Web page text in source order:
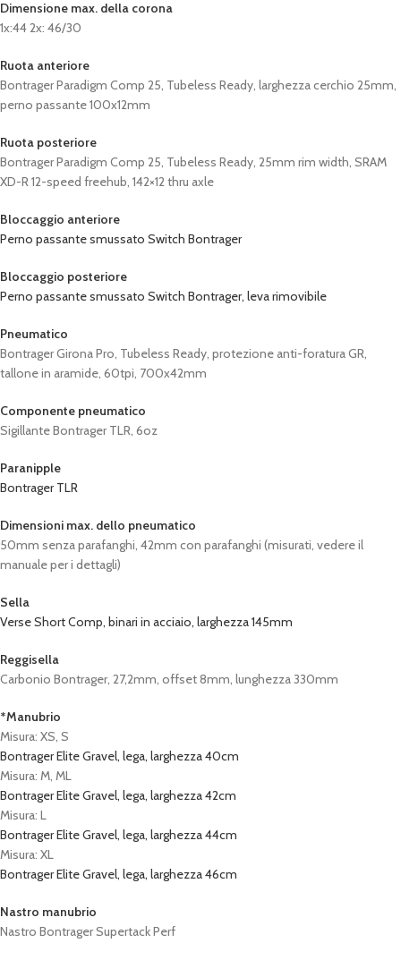
Dimensione max. della corona
1x:44 2x: 46/30
Ruota anteriore
Bontrager Paradigm Comp 25, Tubeless Ready, larghezza cerchio 25mm,
perno passante 100x12mm
Ruota posteriore
Bontrager Paradigm Comp 25, Tubeless Ready, 25mm rim width, SRAM
XD-R 12-speed freehub, 142×12 thru axle
Bloccaggio anteriore
Perno passante smussato Switch Bontrager
Bloccaggio posteriore
Perno passante smussato Switch Bontrager, leva rimovibile
Pneumatico
Bontrager Girona Pro, Tubeless Ready, protezione anti-foratura GR,
tallone in aramide, 60tpi, 700x42mm
Componente pneumatico
Sigillante Bontrager TLR, 6oz
Paranipple
Bontrager TLR
Dimensioni max. dello pneumatico
50mm senza parafanghi, 42mm con parafanghi (misurati, vedere il
manuale per i dettagli)
Sella
Verse Short Comp, binari in acciaio, larghezza 145mm
Reggisella
Carbonio Bontrager, 27,2mm, offset 8mm, lunghezza 330mm
*Manubrio
Misura: XS, S
Bontrager Elite Gravel, lega, larghezza 40cm
Misura: M, ML
Bontrager Elite Gravel, lega, larghezza 42cm
Misura: L
Bontrager Elite Gravel, lega, larghezza 44cm
Misura: XL
Bontrager Elite Gravel, lega, larghezza 46cm
Nastro manubrio
Nastro Bontrager Supertack Perf